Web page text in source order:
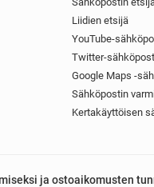
Liidien etsijä
YouTube-
Twitter-
Google Maps -
Sähköpostin
Kertakäyttöisen
ja ostoaikomusten